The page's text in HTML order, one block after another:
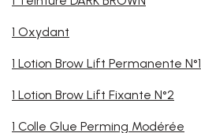
1 Oxydant
1 Lotion Brow Lift Permanente N°1
1 Lotion Brow Lift Fixante N°2
1 Colle Glue Perming Modérée